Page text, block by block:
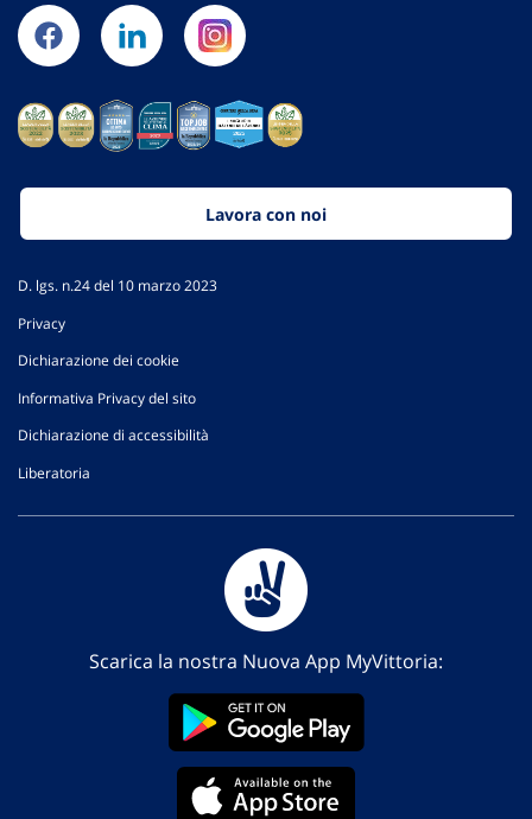
Lavora con noi
D. lgs. n.24 del 10 marzo 2023
Privacy
Dichiarazione dei cookie
Informativa Privacy del sito
Dichiarazione di accessibilità
Liberatoria
Scarica la nostra Nuova App MyVittoria: